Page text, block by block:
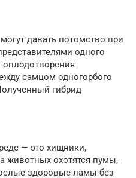
давать потомство при
одного
оплодотворения
самцом одногорбого
гибрид
— это хищники,
животных охотятся пумы,
здоровые ламы без